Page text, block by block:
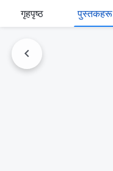
गृहपृष्ठ पुस्तकहरू